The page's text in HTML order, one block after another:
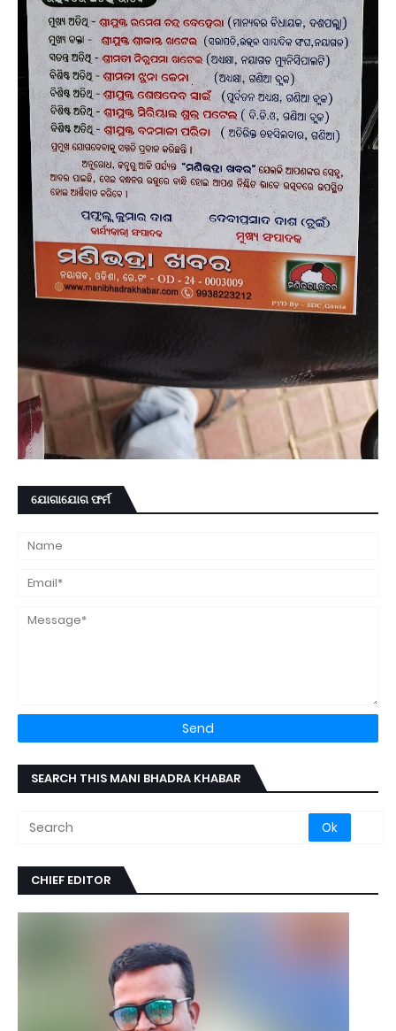
ଯୋଗାଯୋଗ ଫର୍ମ
SEARCH THIS MANI BHADRA KHABAR
CHIEF EDITOR